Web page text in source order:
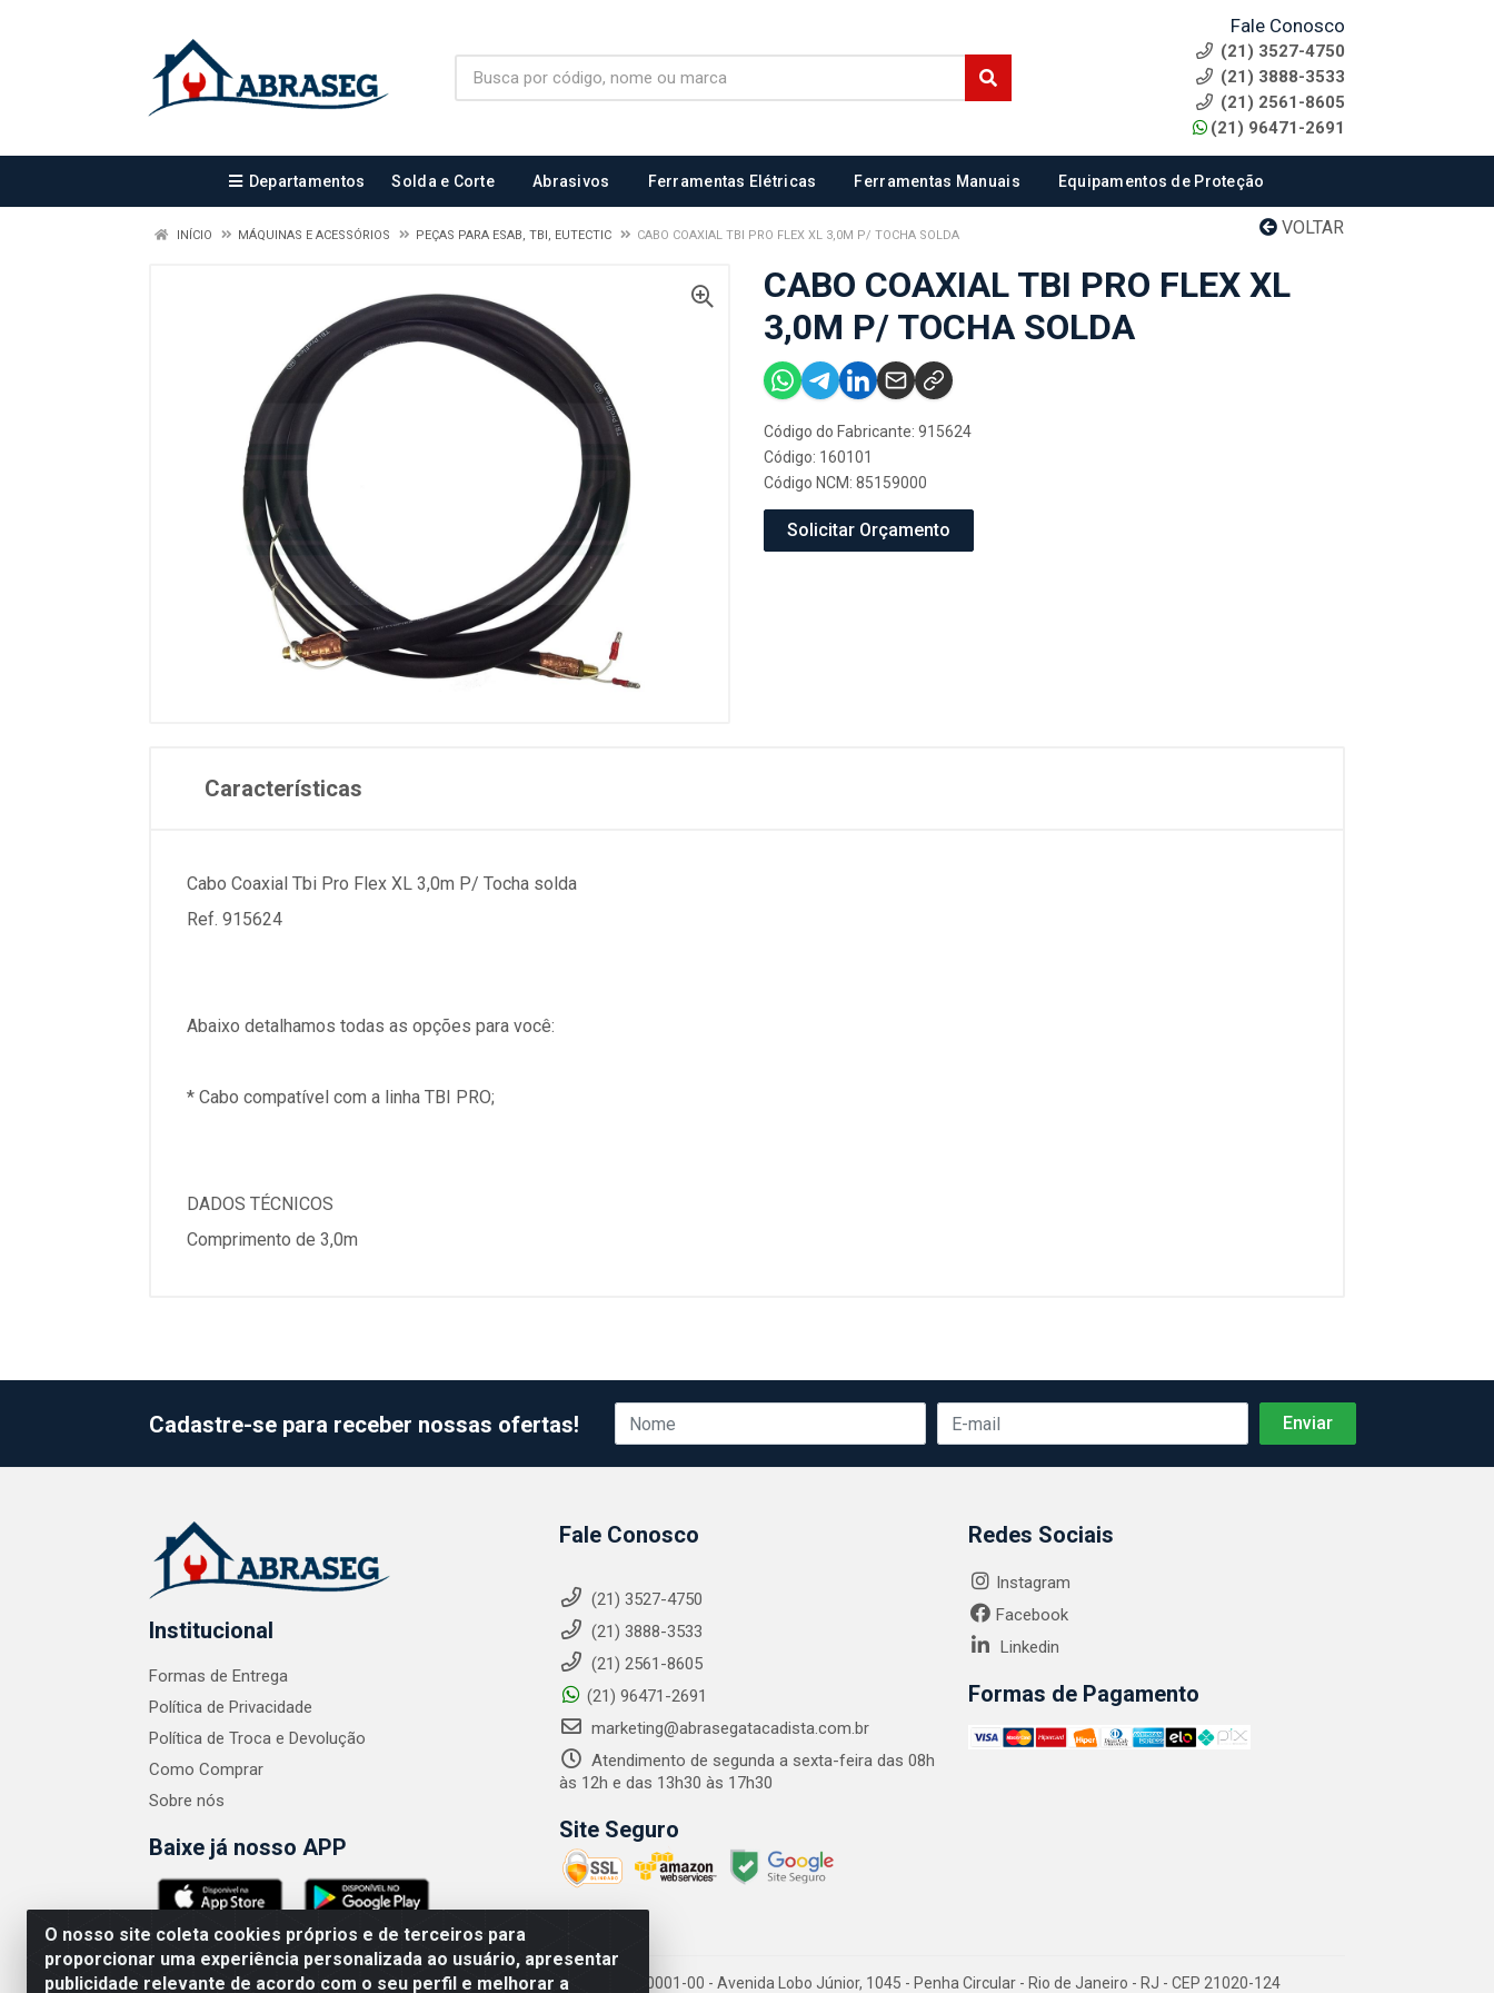
Fale Conosco
(21) 3527-4750
(21) 3888-3533
(21) 2561-8605
(21) 96471-2691
Departamentos Solda e Corte Abrasivos Ferramentas Elétricas Ferramentas Manuais Equipamentos de Proteção
VOLTAR
INÍCIO MÁQUINAS E ACESSÓRIOS PEÇAS PARA ESAB, TBI, EUTECTIC CABO COAXIAL TBI PRO FLEX XL 3,0M P/ TOCHA SOLDA
CABO COAXIAL TBI PRO FLEX XL
3,0M P/ TOCHA SOLDA
Código do Fabricante: 915624
Código: 160101
Código NCM: 85159000
Solicitar Orçamento
Características
Cabo Coaxial Tbi Pro Flex XL 3,0m P/ Tocha solda
Ref. 915624
Abaixo detalhamos todas as opções para você:
* Cabo compatível com a linha TBI PRO;
DADOS TÉCNICOS
Comprimento de 3,0m
O nosso site coleta cookies próprios e de terceiros para
proporcionar uma experiência personalizada ao usuário, apresentar
publicidade relevante de acordo com o seu perfil e melhorar a
Cadastre-se para receber nossas ofertas!
Institucional
Formas de Entrega
Política de Privacidade
Política de Troca e Devolução
Como Comprar
Sobre nós
Baixe já nosso APP
Fale Conosco
(21) 3527-4750
(21) 3888-3533
(21) 2561-8605
(21) 96471-2691
marketing@abrasegatacadista.com.br
Atendimento de segunda a sexta-feira das 08h
às 12h e das 13h30 às 17h30
Site Seguro
Redes Sociais
Instagram
Facebook
Linkedin
Formas de Pagamento
ABRASEG COMÉRCIO ATACADISTA LTDA - CNPJ: 10.894.768/0001-00 - Avenida Lobo Júnior, 1045 - Penha Circular - Rio de Janeiro - RJ - CEP 21020-124